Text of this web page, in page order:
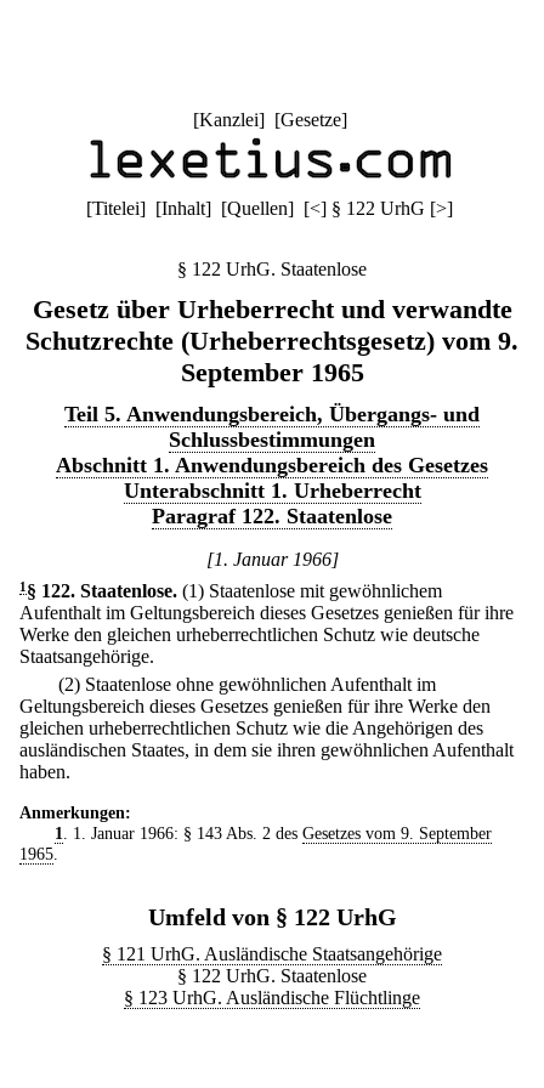
[Kanzlei] [Gesetze]
[Titelei] [Inhalt] [Quellen] [<] § 122 UrhG [>]
§ 122 UrhG. Staatenlose
Gesetz über Urheberrecht und verwandte
Schutzrechte (Urheberrechtsgesetz) vom 9.
September 1965
Teil 5. Anwendungsbereich, Übergangs- und
Schlussbestimmungen
Abschnitt 1. Anwendungsbereich des Gesetzes
Unterabschnitt 1. Urheberrecht
Paragraf 122. Staatenlose
[1. Januar 1966]
1 § 122. Staatenlose. (1) Staatenlose mit gewöhnlichem
Aufenthalt im Geltungsbereich dieses Gesetzes genießen für ihre
Werke den gleichen urheberrechtlichen Schutz wie deutsche
Staatsangehörige.
(2) Staatenlose ohne gewöhnlichen Aufenthalt im
Geltungsbereich dieses Gesetzes genießen für ihre Werke den
gleichen urheberrechtlichen Schutz wie die Angehörigen des
ausländischen Staates, in dem sie ihren gewöhnlichen Aufenthalt
haben.
Anmerkungen:
1. 1. Januar 1966: § 143 Abs. 2 des Gesetzes vom 9. September
1965.
Umfeld von § 122 UrhG
§ 121 UrhG. Ausländische Staatsangehörige
§ 122 UrhG. Staatenlose
§ 123 UrhG. Ausländische Flüchtlinge